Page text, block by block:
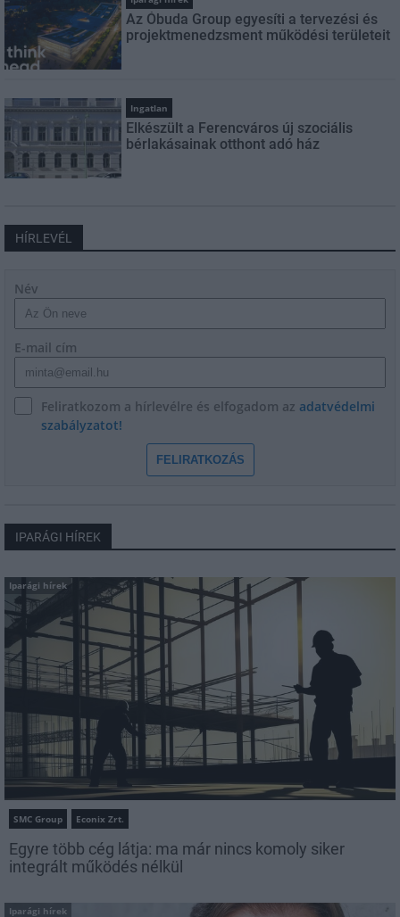
Az Óbuda Group egyesíti a tervezési és
projektmenedzsment működési területeit
Ingatlan
Elkészült a Ferencváros új szociális
bérlakásainak otthont adó ház
HÍRLEVÉL
Név
E-mail cím
Feliratkozom a hírlevélre és elfogadom az adatvédelmi
szabályzatot!
FELIRATKOZÁS
IPARÁGI HÍREK
Iparági hírek
SMC Group Econix Zrt.
Egyre több cég látja: ma már nincs komoly siker
integrált működés nélkül
Iparági hírek